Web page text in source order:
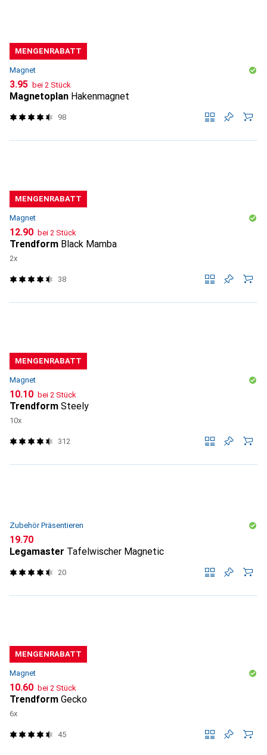
MENGENRABATT
Magnet
CHF
3.95 bei 2 Stück
Magnetoplan Hakenmagnet
98
MENGENRABATT
Magnet
CHF
12.90 bei 2 Stück
Trendform Black Mamba
2x
38
MENGENRABATT
Magnet
CHF
10.10 bei 2 Stück
Trendform Steely
10x
312
Zubehör Präsentieren
CHF
19.70
Legamaster Tafelwischer Magnetic
20
MENGENRABATT
Magnet
CHF
10.60 bei 2 Stück
Trendform Gecko
6x
45